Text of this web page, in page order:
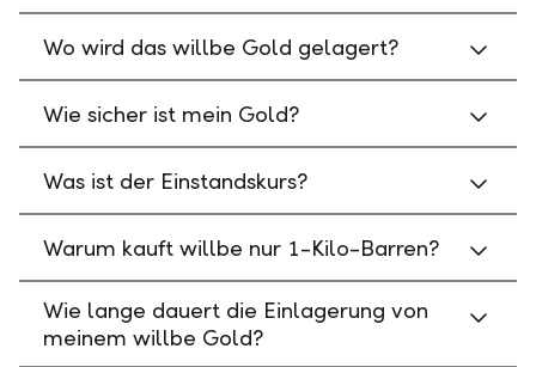
Wo wird das willbe Gold gelagert?
Wie sicher ist mein Gold?
Was ist der Einstandskurs?
Warum kauft willbe nur 1-Kilo-Barren?
Wie lange dauert die Einlagerung von
meinem willbe Gold?